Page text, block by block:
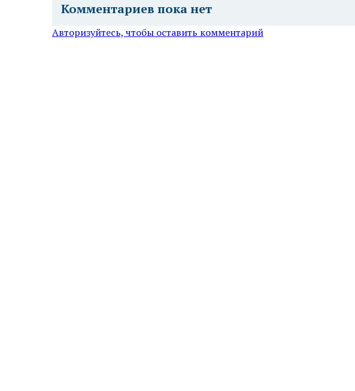
Комментариев пока нет
Авторизуйтесь, чтобы оставить комментарий